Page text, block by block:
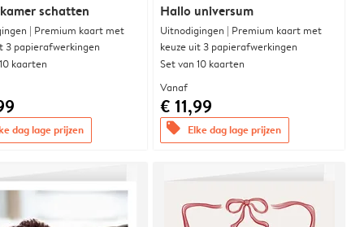
schatten
| Premium kaart met
3 papierafwerkingen
kaarten
dag lage prijzen
Hallo universum
Uitnodigingen | Premium kaart met
keuze uit 3 papierafwerkingen
Set van 10 kaarten
Vanaf
€ 11,99
offers Elke dag lage prijzen